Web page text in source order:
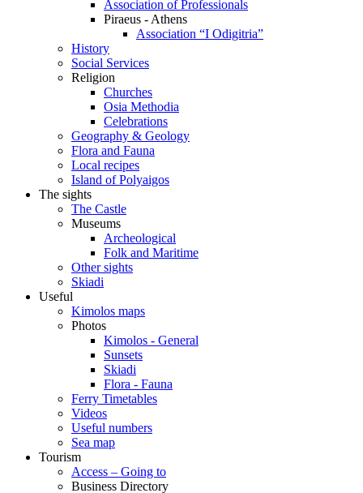
Association of Professionals
Piraeus - Athens
Association “I Odigitria”
History
Social Services
Religion
Churches
Osia Methodia
Celebrations
Geography & Geology
Flora and Fauna
Local recipes
Island of Polyaigos
The sights
The Castle
Museums
Archeological
Folk and Maritime
Other sights
Skiadi
Useful
Kimolos maps
Photos
Kimolos - General
Sunsets
Skiadi
Flora - Fauna
Ferry Timetables
Videos
Useful numbers
Sea map
Tourism
Access – Going to
Business Directory